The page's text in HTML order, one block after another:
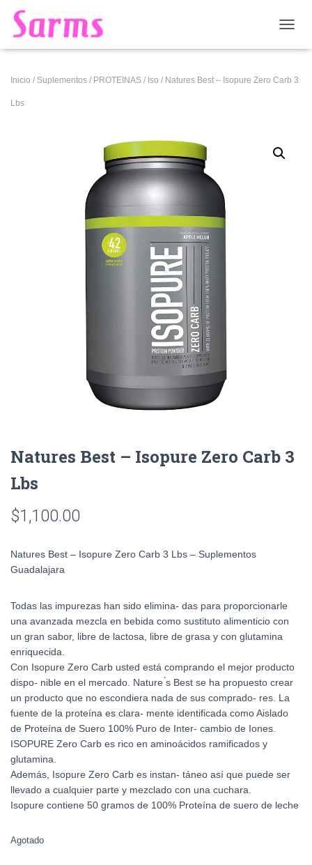
Inicio / Suplementos / PROTEINAS / Iso / Natures Best – Isopure Zero Carb 3
Lbs
Natures Best – Isopure Zero Carb 3
Lbs
$1,100.00
Natures Best – Isopure Zero Carb 3 Lbs – Suplementos
Guadalajara
Todas las impurezas han sido elimina- das para proporcionarle
una avanzada mezcla en bebida como sustituto alimenticio con
un gran sabor, libre de lactosa, libre de grasa y con glutamina
enriquecida.
Con Isopure Zero Carb usted está comprando el mejor producto
dispo- nible en el mercado. Nature ́s Best se ha propuesto crear
un producto que no escondiera nada de sus comprado- res. La
fuente de la proteína es clara- mente identificada como Aislado
de Proteína de Suero 100% Puro de Inter- cambio de Iones.
ISOPURE Zero Carb es rico en aminoácidos ramificados y
glutamina.
Además, Isopure Zero Carb es instan- táneo así que puede ser
llevado a cualquier parte y mezclado con una cuchara.
Isopure contiene 50 gramos de 100% Proteína de suero de leche
Agotado